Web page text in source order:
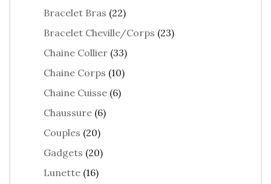
Bracelet Bras (22)
Bracelet Cheville/Corps (23)
Chaine Collier (33)
Chaine Corps (10)
Chaine Cuisse (6)
Chaussure (6)
Couples (20)
Gadgets (20)
Lunette (16)